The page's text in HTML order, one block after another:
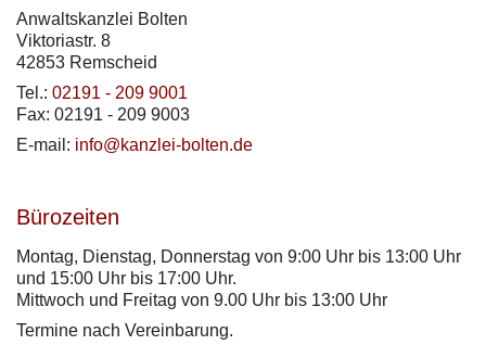
Anwaltskanzlei Bolten
Viktoriastr. 8
42853 Remscheid
Tel.: 02191 - 209 9001
Fax: 02191 - 209 9003
E-mail: info@kanzlei-bolten.de
Bürozeiten
Montag, Dienstag, Donnerstag von 9:00 Uhr bis 13:00 Uhr
und 15:00 Uhr bis 17:00 Uhr.
Mittwoch und Freitag von 9.00 Uhr bis 13:00 Uhr
Termine nach Vereinbarung.